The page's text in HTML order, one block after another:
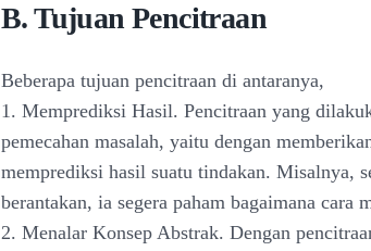
B. Tujuan Pencitraan
Beberapa tujuan pencitraan di antaranya,
1. Memprediksi Hasil. Pencitraan yang
pemecahan masalah, yaitu dengan
memprediksi hasil suatu tindakan. Misalnya,
berantakan, ia segera paham bagaimana cara
2. Menalar Konsep Abstrak. Dengan